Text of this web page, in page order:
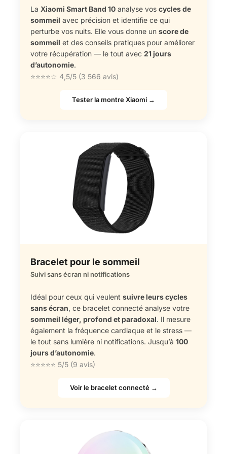
La Xiaomi Smart Band 10 analyse vos cycles de
sommeil avec précision et identifie ce qui
perturbe vos nuits. Elle vous donne un score de
sommeil et des conseils pratiques pour améliorer
votre récupération — le tout avec 21 jours
d’autonomie.
⭐⭐⭐⭐☆ 4,5/5 (3 566 avis)
Tester la montre Xiaomi →
Bracelet pour le sommeil
Suivi sans écran ni notifications
Idéal pour ceux qui veulent suivre leurs cycles
sans écran, ce bracelet connecté analyse votre
sommeil léger, profond et paradoxal. Il mesure
également la fréquence cardiaque et le stress —
le tout sans lumière ni notifications. Jusqu’à 100
jours d’autonomie.
⭐⭐⭐⭐⭐ 5/5 (9 avis)
Voir le bracelet connecté →